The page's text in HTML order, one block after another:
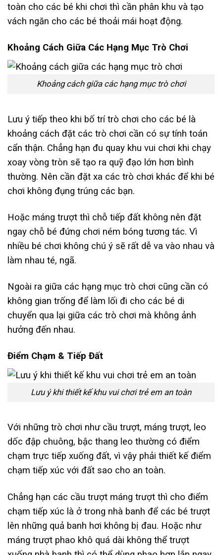
toàn cho các bé khi chơi thì cần phân khu và tạo
vách ngăn cho các bé thoải mái hoạt động.
Khoảng Cách Giữa Các Hạng Mục Trò Chơi
Khoảng cách giữa các hạng mục trò chơi
Lưu ý tiếp theo khi bố trí trò chơi cho các bé là
khoảng cách đặt các trò chơi cần có sự tính toán
cẩn thận. Chẳng hạn đu quay khu vui chơi khi chạy
xoay vòng tròn sẽ tạo ra quỹ đạo lớn hơn bình
thường. Nên cần đặt xa các trò chơi khác để khi bé
chơi không đụng trúng các bạn.
Hoặc máng trượt thì chỗ tiếp đất không nên đặt
ngay chỗ bé đứng chơi ném bóng tương tác. Vì
nhiều bé chơi không chú ý sẽ rất dễ va vào nhau và
làm nhau té, ngã.
Ngoài ra giữa các hạng mục trò chơi cũng cần có
không gian trống để làm lối đi cho các bé di
chuyển qua lại giữa các trò chơi mà không ảnh
hưởng đến nhau.
Điểm Chạm & Tiếp Đất
Lưu ý khi thiết kế khu vui chơi trẻ em an toàn
Với những trò chơi như cầu trượt, máng trượt, leo
dốc đập chuông, bậc thang leo thường có điểm
chạm trực tiếp xuống đất, vì vậy phải thiết kế điểm
chạm tiếp xúc với đất sao cho an toàn.
Chẳng hạn các cầu trượt máng trượt thì cho điểm
chạm tiếp xúc là ở trong nhà banh để các bé trượt
lên những quả banh hơi không bị đau. Hoặc như
máng trượt phao khô quá dài không thể trượt